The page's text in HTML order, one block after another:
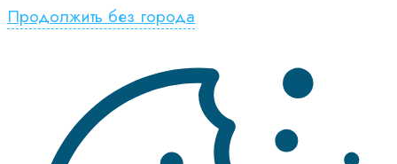
Продолжить без города